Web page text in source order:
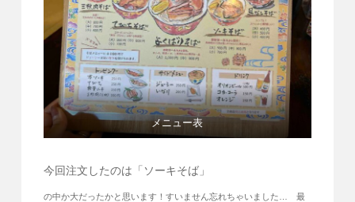
メニュー表
今回注文したのは「ソーキそば」
の中か大だったかと思います！すいません忘れちゃいました… 最